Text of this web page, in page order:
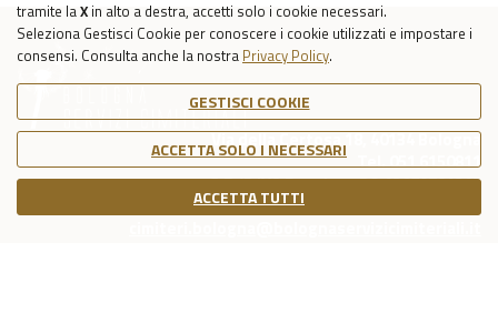
tramite laX in alto a destra, accetti solo i cookie necessari.
Seleziona Gestisci Cookie per conoscere i cookie utilizzati e impostare i
consensi. Consulta anche la nostra Privacy Policy.
GESTISCI COOKIE
ACCETTA SOLO I NECESSARI
ACCETTA TUTTI
Via della Certosa 18, 40134 Bologna
Tel. 051 6150811
C.F./P.IVA Reg. Imp. BO 03079781203
Capitale Sociale Int. Vers. €39.215,69